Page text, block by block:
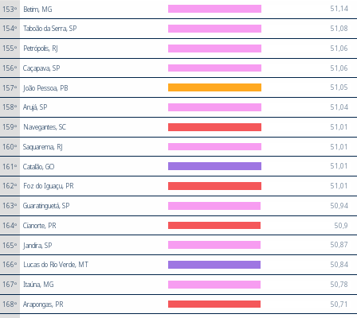
153º Betim, MG 51,14
154º Taboão da Serra, SP 51,08
155º Petrópolis, RJ 51,06
156º Caçapava, SP 51,06
157º João Pessoa, PB 51,05
158º Arujá, SP 51,04
159º Navegantes, SC 51,01
160º Saquarema, RJ 51,01
161º Catalão, GO 51,01
162º Foz do Iguaçu, PR 51,01
163º Guaratinguetá, SP 50,94
164º Cianorte, PR 50,9
165º Jandira, SP 50,87
166º Lucas do Rio Verde, MT 50,84
167º Itaúna, MG 50,78
168º Arapongas, PR 50,71